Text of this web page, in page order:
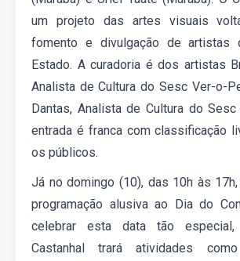
um projeto das artes visuais
fomento e divulgação de artistas
Estado. A curadoria é dos artistas
Analista de Cultura do Sesc Ver-o-
Dantas, Analista de Cultura do
entrada é franca com classificação
os públicos.
Já no domingo (10), das 10h às
programação alusiva ao Dia do
celebrar esta data tão
Castanhal trará atividades